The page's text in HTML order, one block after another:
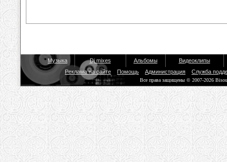
Музыка Dj mixes Альбомы
Видеоклипы
Реклама на сайте
Помощь Администрация Служба
Все права защищены © 2007-2026